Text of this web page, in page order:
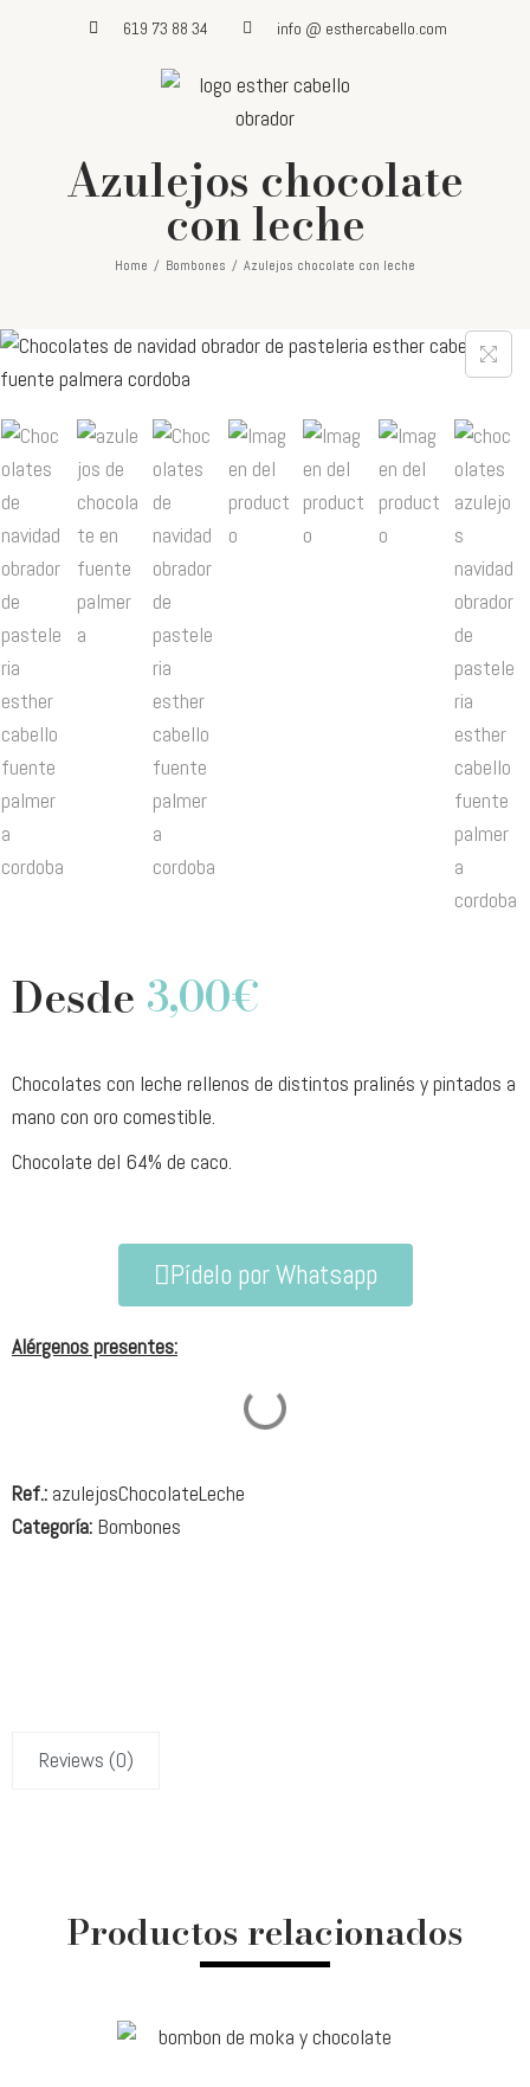
619 73 88 34 info @ esthercabello.com
Azulejos chocolate
con leche
Home / Bombones / Azulejos chocolate con leche
Desde 3,00€
Chocolates con leche rellenos de distintos pralinés y pintados a
mano con oro comestible.
Chocolate del 64% de caco.
Pídelo por Whatsapp
Alérgenos presentes:
Ref.: azulejosChocolateLeche
Categoría: Bombones
Reviews (0)
Productos relacionados